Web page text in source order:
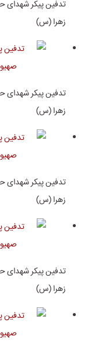
تدفین پیکر شهدای
زهرا (س)
تدفین پیکر شهدای
زهرا (س)
تدفین پیکر شهدای
زهرا (س)
تدفین پیکر شهدای
زهرا (س)